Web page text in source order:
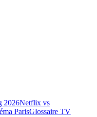
2026Netflix vs
ParisGlossaire TV